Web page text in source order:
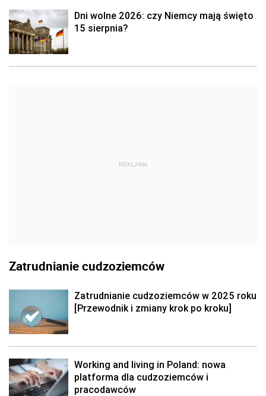
Dni wolne 2026: czy Niemcy mają święto
15 sierpnia?
REKLAMA
Zatrudnianie cudzoziemców
Zatrudnianie cudzoziemców w 2025 roku
[Przewodnik i zmiany krok po kroku]
Working and living in Poland: nowa
platforma dla cudzoziemców i
pracodawców